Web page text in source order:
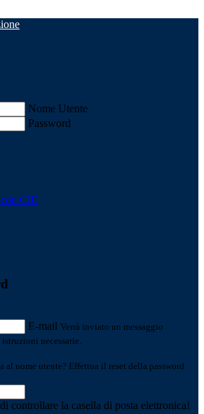
Nome Utente
Password
CIE
E-mail Verrà inviato un messaggio
necessarie.
al nome utente? Effettua il reset della password
controllare la casella di posta elettronica!